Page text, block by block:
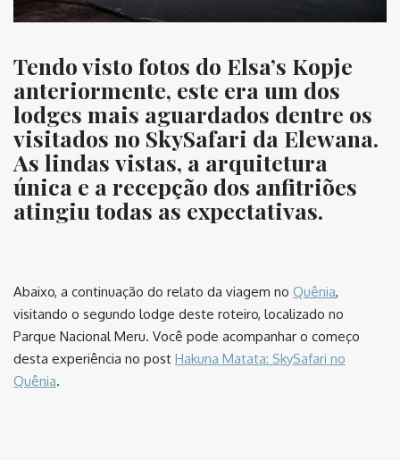
Tendo visto fotos do Elsa’s Kopje
anteriormente, este era um dos
lodges mais aguardados dentre os
visitados no SkySafari da Elewana.
As lindas vistas, a arquitetura
única e a recepção dos anfitriões
atingiu todas as expectativas.
Abaixo, a continuação do relato da viagem no Quênia,
visitando o segundo lodge deste roteiro, localizado no
Parque Nacional Meru. Você pode acompanhar o começo
desta experiência no post Hakuna Matata: SkySafari no
Quênia.